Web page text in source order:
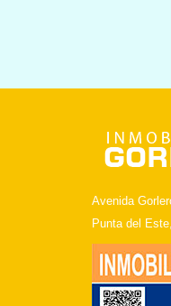
Avenida
Punta del